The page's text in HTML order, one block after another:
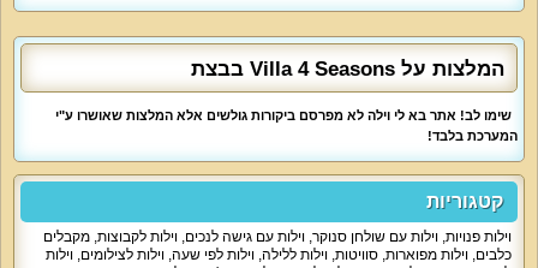
פעילויות לילדים. הם נהנים לשחות בבריכה, לבלות בג'קוזי עם ההורים, לשחק
למי מתאימה הוילה?
קבוצות המורכבות מחברים או משפחות, זוגות, ימי גיבוש לעובדים, כנסים, אירועים
המלצות על Villa 4 Seasons בבצת
שימו לב! אתר בא לי וילה לא מפרסם ביקורות גולשים אלא המלצות שאושרו ע"י
המערכת בלבד!
קטגוריות
וילות פנויות, וילות עם שולחן סנוקר, וילות עם גישה לנכים, וילות לקבוצות, מקבלים
כלבים, וילות מפוארות, סוויטות, וילות ללילה, וילות לפי שעה, וילות לצילומים, וילות